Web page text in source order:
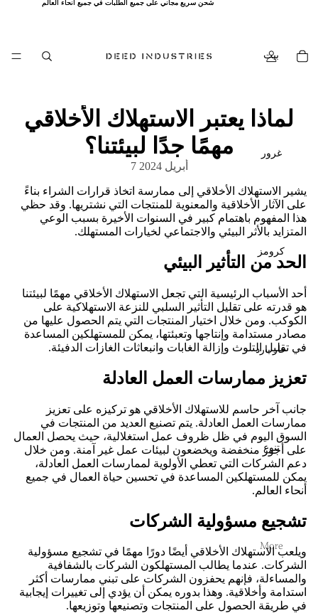
شحن سريع مجاني على جميع الطلبات في جميع أنحاء العالم
شحن سريع مجاني على جميع الطلبات في جميع أنحاء العالم
بيت
غرور
كرومز
حار بارد
تنوع
More
لماذا يعتبر الاستهلاك الأخلاقي
مهمًا جدًا لبيئتنا؟
7 أبريل 2024
يشير الاستهلاك الأخلاقي إلى ممارسة اتخاذ قرارات الشراء بناءً
على الآثار الأخلاقية والمعنوية للمنتجات التي نشتريها. وقد حظي
هذا المفهوم باهتمام كبير في السنوات الأخيرة بسبب الوعي
المتزايد بالأثر البيئي والاجتماعي لخيارات المستهلك.
الحد من التأثير البيئي
أحد الأسباب الرئيسية التي تجعل الاستهلاك الأخلاقي مهمًا لبيئتنا
هو قدرته على تقليل التأثير السلبي للنزعة الاستهلاكية على
الكوكب. ومن خلال اختيار المنتجات التي يتم الحصول عليها من
مصادر مستدامة وإنتاجها وتعبئتها، يمكن للمستهلكين المساعدة
في تقليل التلوث وإزالة الغابات وانبعاثات الغازات الدفيئة.
تعزيز ممارسات العمل العادلة
جانب آخر حاسم للاستهلاك الأخلاقي هو تركيزه على تعزيز
ممارسات العمل العادلة. يتم تصنيع العديد من المنتجات في
السوق اليوم في ظل ظروف عمل استغلالية، حيث يحصل العمال
على أجور منخفضة ويخضعون لبيئات عمل غير آمنة. ومن خلال
دعم الشركات التي تعطي الأولوية لممارسات العمل العادلة،
يمكن للمستهلكين المساعدة في تحسين حياة العمال في جميع
أنحاء العالم.
تشجيع مسؤولية الشركات
ويلعب الاستهلاك الأخلاقي أيضًا دورًا مهمًا في تشجيع مسؤولية
الشركات. عندما يطالب المستهلكون الشركات بالشفافية
والمساءلة، فإنهم يحفزون الشركات على تبني ممارسات أكثر
استدامة وأخلاقية. وهذا بدوره يمكن أن يؤدي إلى تغييرات إيجابية
في طريقة الحصول على المنتجات وتصنيعها وتوزيعها.